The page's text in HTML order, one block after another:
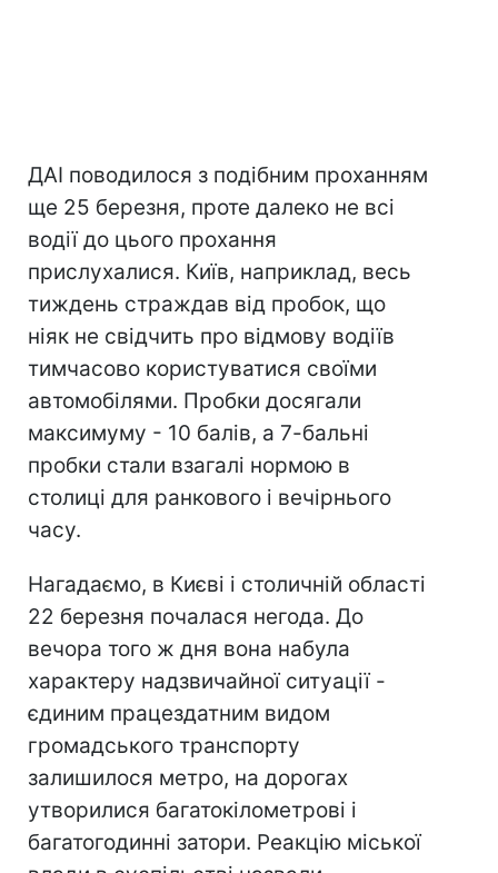
ДАІ поводилося з подібним проханням
ще 25 березня, проте далеко не всі
водії до цього прохання
прислухалися. Київ, наприклад, весь
тиждень страждав від пробок, що
ніяк не свідчить про відмову водіїв
тимчасово користуватися своїми
автомобілями. Пробки досягали
максимуму - 10 балів, а 7-бальні
пробки стали взагалі нормою в
столиці для ранкового і вечірнього
часу.
Нагадаємо, в Києві і столичній області
22 березня почалася негода. До
вечора того ж дня вона набула
характеру надзвичайної ситуації -
єдиним працездатним видом
громадського транспорту
залишилося метро, на дорогах
утворилися багатокілометрові і
багатогодинні затори. Реакцію міської